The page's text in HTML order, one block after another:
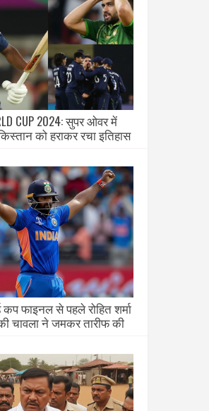
CUP 2024: सुपर ओवर में
को हराकर रचा इतिहास
कप फाइनल से पहले रोहित शर्मा
चावला ने जमकर तारीफ की